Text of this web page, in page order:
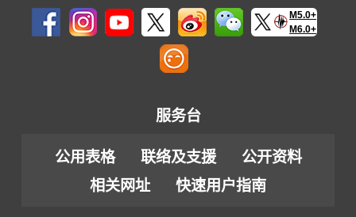
M5.0+
M6.0+
服务台
公用表格 联络及支援
公开资料
相关网址
快速用户指南